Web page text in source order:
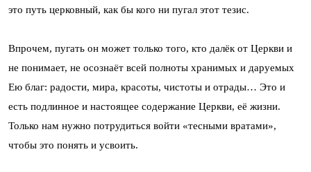
это путь церковный, как бы кого ни пугал этот тезис.
Впрочем, пугать он может только того, кто далёк от Церкви и
не понимает, не осознаёт всей полноты хранимых и даруемых
Ею благ: радости, мира, красоты, чистоты и отрады… Это и
есть подлинное и настоящее содержание Церкви, её жизни.
Только нам нужно потрудиться войти «тесными вратами»,
чтобы это понять и усвоить.